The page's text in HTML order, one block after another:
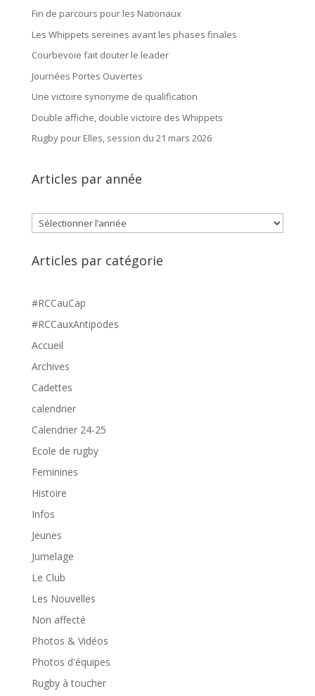
Fin de parcours pour les Nationaux
Les Whippets sereines avant les phases finales
Courbevoie fait douter le leader
Journées Portes Ouvertes
Une victoire synonyme de qualification
Double affiche, double victoire des Whippets
Rugby pour Elles, session du 21 mars 2026
Articles par année
Archives
Articles par catégorie
#RCCauCap
#RCCauxAntipodes
Accueil
Archives
Cadettes
calendrier
Calendrier 24-25
Ecole de rugby
Feminines
Histoire
Infos
Jeunes
Jumelage
Le Club
Les Nouvelles
Non affecté
Photos & Vidéos
Photos d'équipes
Rugby à toucher